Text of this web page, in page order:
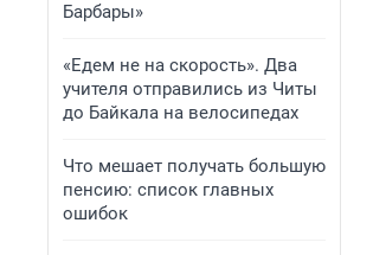
Барбары»
«Едем не на скорость». Два
учителя отправились из Читы
до Байкала на велосипедах
Что мешает получать большую
пенсию: список главных
ошибок